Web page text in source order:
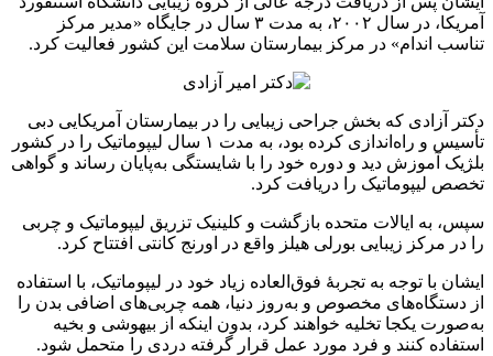
آمریکا، در سال ۲۰۰۲، به ‌مدت ۳ سال در جایگاه «مدیر مرکز
تناسب اندام» در مرکز بیمارستان سلامت این کشور فعالیت کرد.
دکتر آزادی که بخش جراحی زیبایی را در بیمارستان آمریکایی دبی
تأسیس و راه‌اندازی کرده بود، به مدت ۱ سال لیپوماتیک را در کشور
بلژیک آموزش دید و دوره خود را با شایستگی به‌پایان رساند و گواهی
تخصص لیپوماتیک را دریافت کرد.
سپس، به ایالات متحده بازگشت و کلینیک تزریق لیپوماتیک و چربی
را در مرکز زیبایی بورلی هیلز واقع در اورنج کانتی افتتاح کرد.
ایشان با توجه به تجربۀ فوق‌العاده زیاد خود در لیپوماتیک، با استفاده
از دستگاه‌های مخصوص و به‌روز دنیا، همه چربی‌های اضافی بدن را
به‌صورت یکجا تخلیه خواهند کرد، بدون اینکه از بیهوشی و بخیه
استفاده کنند و فرد مورد عمل قرار گرفته دردی را متحمل شود.